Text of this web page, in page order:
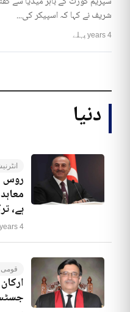
شریف نے کہا کہ اسپیکر کی...
4 years پہلے
دنیا
روس
ہے،
4 years پہلے
قومی